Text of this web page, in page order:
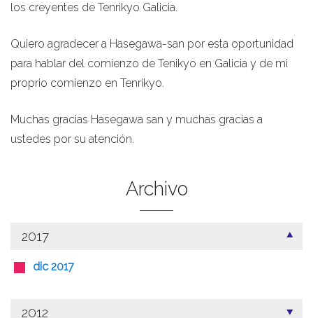
los creyentes de Tenrikyo Galicia.
Quiero agradecer a Hasegawa-san por esta oportunidad
para hablar del comienzo de Tenikyo en Galicia y de mi
proprio comienzo en Tenrikyo.
Muchas gracias Hasegawa san y muchas gracias a
ustedes por su atención.
Archivo
2017
dic 2017
2012